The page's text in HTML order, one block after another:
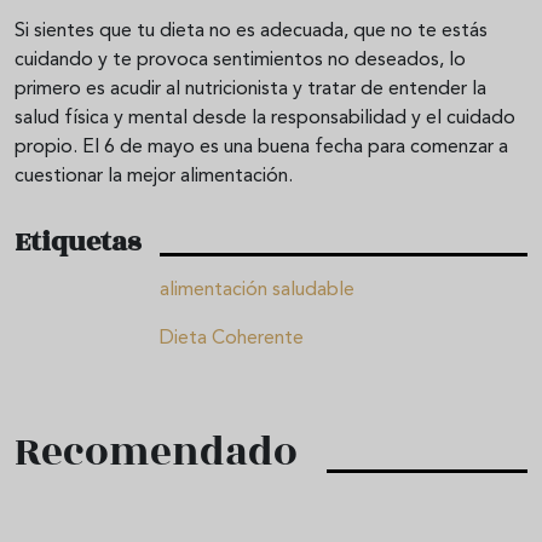
Si sientes que tu dieta no es adecuada, que no te estás
cuidando y te provoca sentimientos no deseados, lo
primero es acudir al nutricionista y tratar de entender la
salud física y mental desde la responsabilidad y el cuidado
propio. El 6 de mayo es una buena fecha para comenzar a
cuestionar la mejor alimentación.
Etiquetas
alimentación saludable
Dieta Coherente
Recomendado